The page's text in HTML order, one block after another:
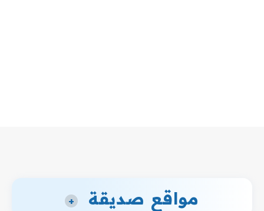
مواقع صديقة +